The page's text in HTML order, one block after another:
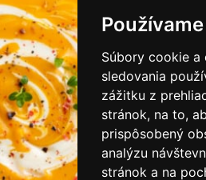
Súbory cookie a
sledovania
zážitku z
stránok, na to,
prispôsobený
analýzu
stránok a na
PRIHLÁSIŤ